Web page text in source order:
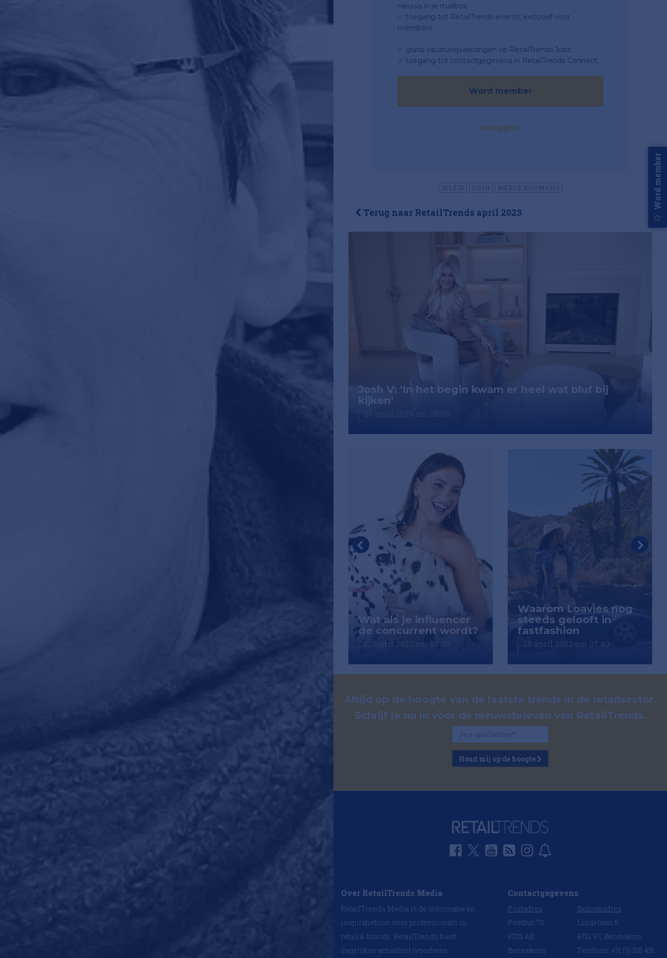
nieuws in je mailbox;
✅ toegang tot RetailTrends-events, exclusief voor
members.
✅ gratis vacatureplaatsingen op RetailTrends Jobs;
✅ toegang tot contactgegevens in RetailTrends Connect.
Word member
Inloggen
Terug naar RetailTrends april 2023
Josh V: 'In het begin kwam er heel wat bluf bij
kijken'
Wat als je influencer
de concurrent wordt?
20 april 2023 om 07:50
Waarom Loavies nog
steeds gelooft in
fastfashion
20 april 2023 om 07:40
Altijd op de hoogte van de laatste trends in de retailsector.
Schrijf je nu in voor de nieuwsbrieven van RetailTrends.
Houd mij op de hoogte
Over RetailTrends Media
RetailTrends Media is dé informatie en
inspiratiebron voor professionals in
retail & brands. RetailTrends biedt
dagelijkse actualiteit (voorheen
Contactgegevens
Postadres
Postbus 78
6720 AB
Bennekom
Bezoekadres
Lindelaan 8
6721 VC Bennekom
Telefoon: +31 (0) 318 431
Word member